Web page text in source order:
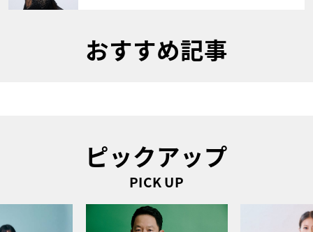
おすすめ記事
ピックアップ
PICK UP